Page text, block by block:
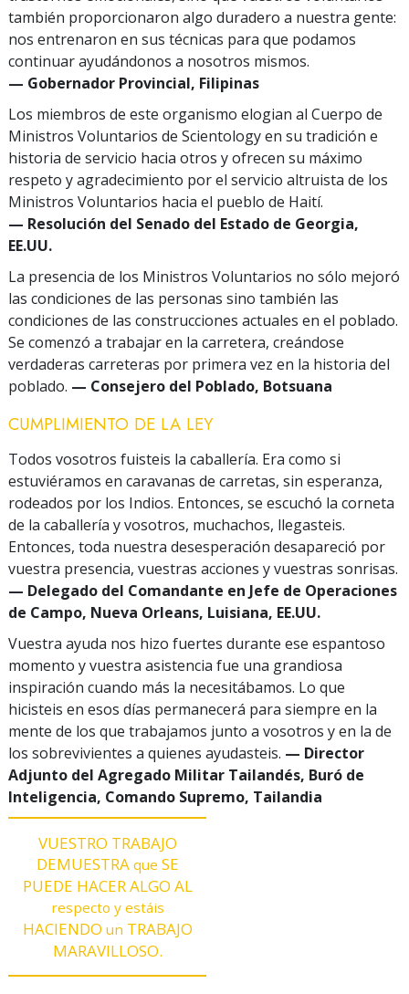
también proporcionaron algo duradero a nuestra gente:
nos entrenaron en sus técnicas para que podamos
continuar ayudándonos a nosotros mismos.
— Gobernador Provincial, Filipinas
Los miembros de este organismo elogian al Cuerpo de
Ministros Voluntarios de Scientology en su tradición e
historia de servicio hacia otros y ofrecen su máximo
respeto y agradecimiento por el servicio altruista de los
Ministros Voluntarios hacia el pueblo de Haití.
— Resolución del Senado del Estado de Georgia,
EE.UU.
La presencia de los Ministros Voluntarios no sólo mejoró
las condiciones de las personas sino también las
condiciones de las construcciones actuales en el poblado.
Se comenzó a trabajar en la carretera, creándose
verdaderas carreteras por primera vez en la historia del
poblado. — Consejero del Poblado, Botsuana
CUMPLIMIENTO DE LA LEY
Todos vosotros fuisteis la caballería. Era como si
estuviéramos en caravanas de carretas, sin esperanza,
rodeados por los Indios. Entonces, se escuchó la corneta
de la caballería y vosotros, muchachos, llegasteis.
Entonces, toda nuestra desesperación desapareció por
vuestra presencia, vuestras acciones y vuestras sonrisas.
— Delegado del Comandante en Jefe de Operaciones
de Campo, Nueva Orleans, Luisiana, EE.UU.
Vuestra ayuda nos hizo fuertes durante ese espantoso
momento y vuestra asistencia fue una grandiosa
inspiración cuando más la necesitábamos. Lo que
hicisteis en esos días permanecerá para siempre en la
mente de los que trabajamos junto a vosotros y en la de
los sobrevivientes a quienes ayudasteis. — Director
Adjunto del Agregado Militar Tailandés, Buró de
Inteligencia, Comando Supremo, Tailandia
VUESTRO TRABAJO
DEMUESTRA que SE
PUEDE HACER ALGO AL
respecto y estáis
HACIENDO un TRABAJO
MARAVILLOSO.